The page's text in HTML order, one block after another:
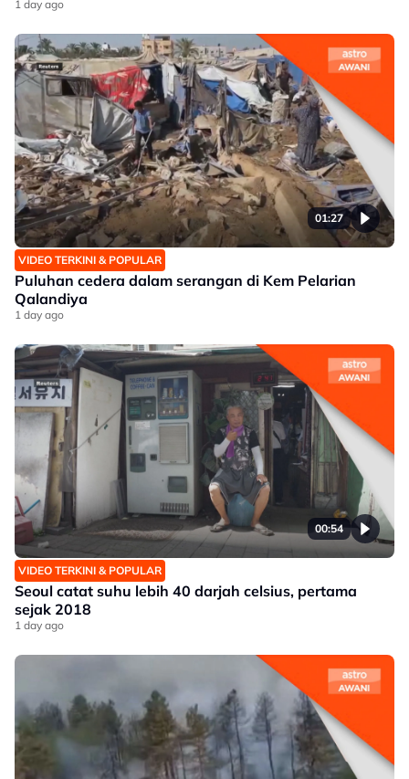
1 day ago
01:27
VIDEO TERKINI & POPULAR
Puluhan cedera dalam serangan di Kem Pelarian
Qalandiya
1 day ago
00:54
VIDEO TERKINI & POPULAR
Seoul catat suhu lebih 40 darjah celsius, pertama
sejak 2018
1 day ago